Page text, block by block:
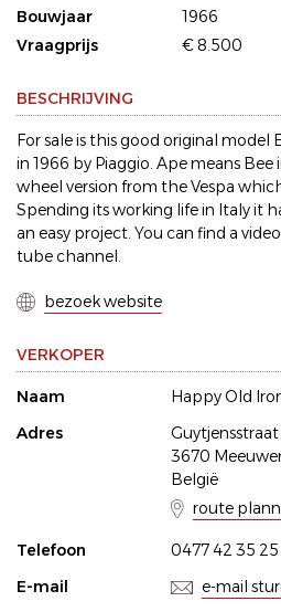
Bouwjaar
1966
Vraagprijs
€ 8.500
BESCHRIJVING
For sale is this good original model
in 1966 by Piaggio. Ape means
wheel version from the Vespa
Spending its working life in Italy it
an easy project. You can find a
tube channel.
bezoek website
VERKOPER
Naam
Happy Old
Adres
Guytjensstraat
3670
België
route
Telefoon
0477 42 35 25
E-mail
e-mail